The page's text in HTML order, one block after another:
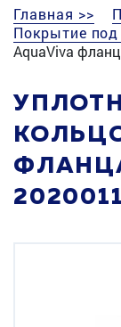
Главная >>
Покрытие под
AquaViva
2020011